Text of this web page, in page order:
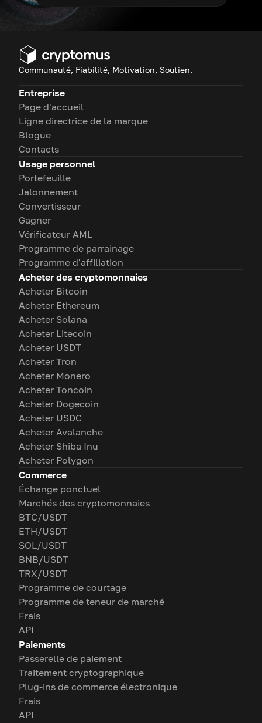
Communauté, Fiabilité, Motivation, Soutien.
Entreprise
Page d'accueil
Ligne directrice de la marque
Blogue
Contacts
Usage personnel
Portefeuille
Jalonnement
Convertisseur
Gagner
Vérificateur AML
Programme de parrainage
Programme d'affiliation
Acheter des cryptomonnaies
Acheter Bitcoin
Acheter Ethereum
Acheter Solana
Acheter Litecoin
Acheter USDT
Acheter Tron
Acheter Monero
Acheter Toncoin
Acheter Dogecoin
Acheter USDC
Acheter Avalanche
Acheter Shiba Inu
Acheter Polygon
Commerce
Échange ponctuel
Marchés des cryptomonnaies
BTC/USDT
ETH/USDT
SOL/USDT
BNB/USDT
TRX/USDT
Programme de courtage
Programme de teneur de marché
Frais
API
Paiements
Passerelle de paiement
Traitement cryptographique
Plug-ins de commerce électronique
Frais
API